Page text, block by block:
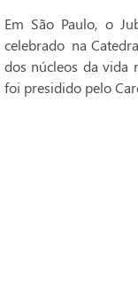
Em São Paulo, o
celebrado na
dos núcleos da vida
foi presidido pelo